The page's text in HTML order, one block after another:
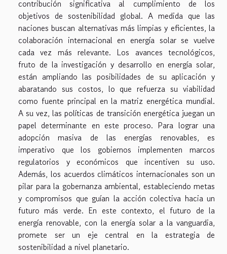
contribución significativa al cumplimiento de los
objetivos de sostenibilidad global. A medida que las
naciones buscan alternativas más limpias y eficientes, la
colaboración internacional en energía solar se vuelve
cada vez más relevante. Los avances tecnológicos,
fruto de la investigación y desarrollo en energía solar,
están ampliando las posibilidades de su aplicación y
abaratando sus costos, lo que refuerza su viabilidad
como fuente principal en la matriz energética mundial.
A su vez, las políticas de transición energética juegan un
papel determinante en este proceso. Para lograr una
adopción masiva de las energías renovables, es
imperativo que los gobiernos implementen marcos
regulatorios y económicos que incentiven su uso.
Además, los acuerdos climáticos internacionales son un
pilar para la gobernanza ambiental, estableciendo metas
y compromisos que guían la acción colectiva hacia un
futuro más verde. En este contexto, el futuro de la
energía renovable, con la energía solar a la vanguardia,
promete ser un eje central en la estrategia de
sostenibilidad a nivel planetario.